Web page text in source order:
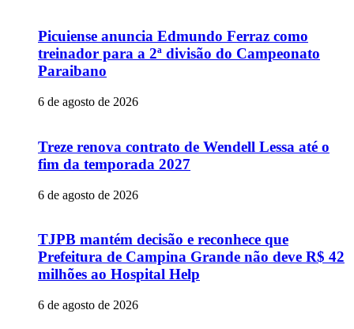
Picuiense anuncia Edmundo Ferraz como
treinador para a 2ª divisão do Campeonato
Paraibano
6 de agosto de 2026
Treze renova contrato de Wendell Lessa até o
fim da temporada 2027
6 de agosto de 2026
TJPB mantém decisão e reconhece que
Prefeitura de Campina Grande não deve R$ 42
milhões ao Hospital Help
6 de agosto de 2026